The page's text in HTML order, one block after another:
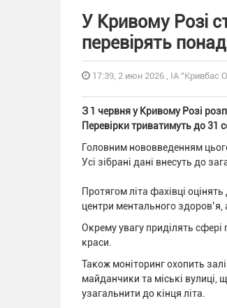
У Кривому Розі
перевірять
17:39, 2 июн 2026 , ІА "Кривбас
З 1 червня у Кривому Розі
Перевірки триватимуть до 31
Головним нововведенням
Усі зібрані дані внесуть до
Протягом літа фахівці
центри ментального здоров’я,
Окрему увагу приділять сфері
краси.
Також моніторинг охопить
майданчики та міські вулиці,
узагальнити до кінця літа.